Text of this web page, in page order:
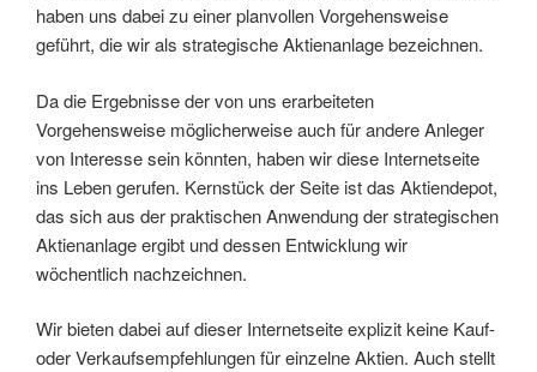
haben uns dabei zu einer planvollen Vorgehensweise
geführt, die wir als strategische Aktienanlage bezeichnen.
Da die Ergebnisse der von uns erarbeiteten
Vorgehensweise möglicherweise auch für andere Anleger
von Interesse sein könnten, haben wir diese Internetseite
ins Leben gerufen. Kernstück der Seite ist das Aktiendepot,
das sich aus der praktischen Anwendung der strategischen
Aktienanlage ergibt und dessen Entwicklung wir
wöchentlich nachzeichnen.
Wir bieten dabei auf dieser Internetseite explizit keine Kauf-
oder Verkaufsempfehlungen für einzelne Aktien. Auch stellt